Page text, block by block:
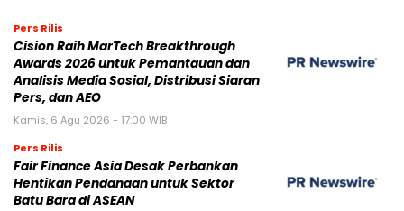
Pers Rilis
Cision Raih MarTech Breakthrough
Awards 2026 untuk Pemantauan dan
Analisis Media Sosial, Distribusi Siaran
Pers, dan AEO
Kamis, 6 Agu 2026 - 17:00 WIB
Pers Rilis
Fair Finance Asia Desak Perbankan
Hentikan Pendanaan untuk Sektor
Batu Bara di ASEAN